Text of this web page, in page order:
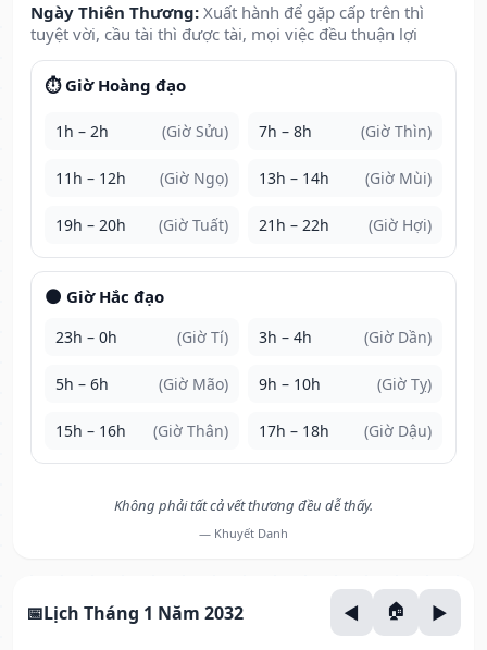
Ngày Thiên Thương: Xuất hành để gặp cấp trên thì
tuyệt vời, cầu tài thì được tài, mọi việc đều thuận lợi
⏱️ Giờ Hoàng đạo
1h – 2h (Giờ Sửu) 7h – 8h (Giờ Thìn)
11h – 12h (Giờ Ngọ) 13h – 14h (Giờ Mùi)
19h – 20h (Giờ Tuất) 21h – 22h (Giờ Hợi)
🌑 Giờ Hắc đạo
23h – 0h (Giờ Tí) 3h – 4h (Giờ Dần)
5h – 6h (Giờ Mão) 9h – 10h (Giờ Tỵ)
15h – 16h (Giờ Thân) 17h – 18h (Giờ Dậu)
Không phải tất cả vết thương đều dễ thấy.
— Khuyết Danh
Lịch Tháng 1 Năm 2032